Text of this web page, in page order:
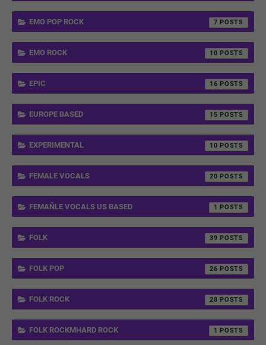
EMO POP ROCK 7
EMO ROCK 10
EPIC 16
EUROPE BASED 15
EXPERIMENTAL 10
FEMALE VOCALS 20
FEMAÑLE VOCALS US BASED 1
FOLK 39
FOLK POP 26
FOLK ROCK 28
FOLK ROCKMHARD ROCK 1